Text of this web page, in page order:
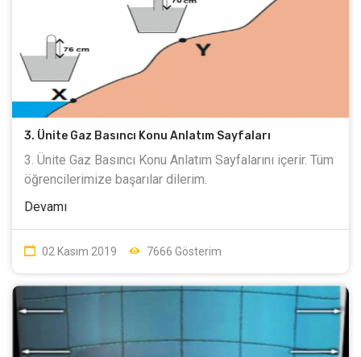
3. Ünite Gaz Basıncı Konu Anlatım Sayfaları
3. Ünite Gaz Basıncı Konu Anlatım Sayfalarını içerir. Tüm
öğrencilerimize başarılar dilerim.
Devamı
02 Kasım 2019 7666 Gösterim